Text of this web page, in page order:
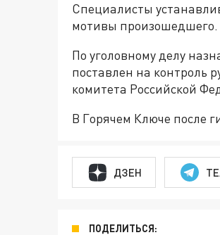
Специалисты
мотивы произошедшего.
По уголовному делу
поставлен на контроль
комитета Российской
В Горячем Ключе после
ДЗЕН
ПОДЕЛИТЬСЯ: